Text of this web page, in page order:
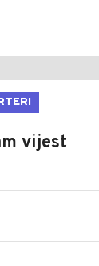
vijest